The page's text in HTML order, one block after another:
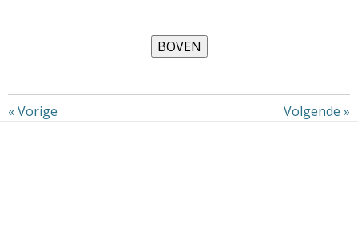
«Vorige Volgende »